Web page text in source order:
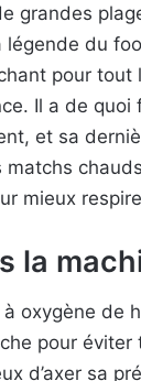
grandes
du
pour tout
Il a de
et sa
mieux
la
à oxygène
pour
d’axer sa